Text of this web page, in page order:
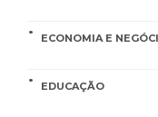
ECONOMIA E
EDUCAÇÃO